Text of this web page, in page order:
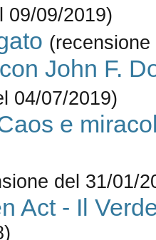
09/09/2019)
John F.
04/07/2019)
e
del 31/01/
Act - Il